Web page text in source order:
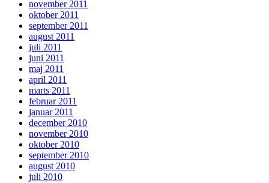
november 2011
oktober 2011
september 2011
august 2011
juli 2011
juni 2011
maj 2011
april 2011
marts 2011
februar 2011
januar 2011
december 2010
november 2010
oktober 2010
september 2010
august 2010
juli 2010